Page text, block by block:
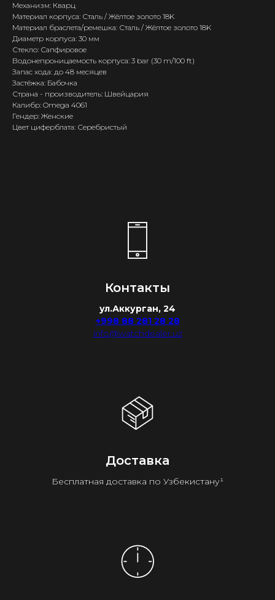
Механизм: Кварц
Материал корпуса: Сталь / Жёлтое золото 18K
Материал браслета/ремешка: Сталь / Жёлтое золото 18K
Диаметр корпуса: 30 мм
Стекло: Сапфировое
Водонепроницаемость корпуса: 3 bar (30 m/100 ft)
Запас хода: до 48 месяцев
Застёжка: Бабочка
Страна - производитель: Швейцария
Калибр: Omega 4061
Гендер: Женские
Цвет циферблата: Серебристый
Контакты
ул.Аккурган, 24
+998 88 281 28 28
info@watchdealer.uz
Доставка
Бесплатная доставка по Узбекистану¹